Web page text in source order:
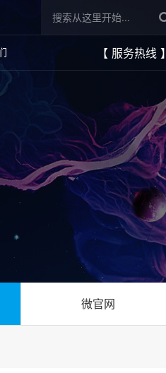
【 服务热线 】
微官网